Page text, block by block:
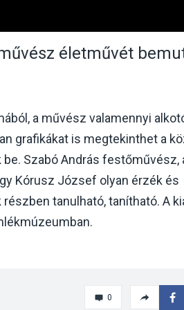
életművét
a művész valamennyi
grafikákat is megtekinthet a
Szabó András festőművész,
Kórusz József olyan érzék
tanulható, tanítható. A
0